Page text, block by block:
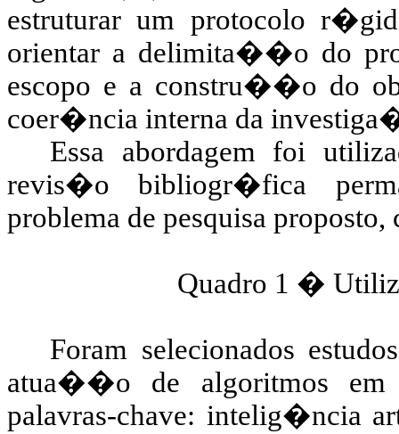
estruturar um protocolo
orientar a delimita��o do
escopo e a constru��o do
coer�ncia interna da
Essa abordagem foi
revis�o bibliogr�fica
problema de pesquisa
Quadro 1 �
Foram selecionados
atua��o de algoritmos em
palavras-chave: intelig�ncia